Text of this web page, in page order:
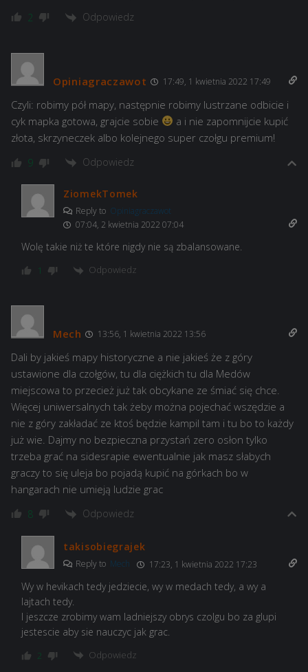
2 Odpowiedz
Opiniagraczawot 17:49, 1 kwietnia 2022 17:49
Czyli: robimy pół mapy, następnie robimy lustrzane odbicie i
cyk mapka gotowa, grajcie sobie
a i nie zapomnijcie kupić
złota, skrzyneczek albo kolejnego super czołgu premium!
9 Odpowiedz
ZiomekTomek
Reply to Opiniagraczawot
07:04, 2 kwietnia 2022 07:04
Wolę takie niż te które nigdy nie są zbalansowane.
1 Odpowiedz
Mech 13:56, 1 kwietnia 2022 13:56
Dali by jakieś mapy historyczne a nie jakieś że z góry
ustawione dla czołgów, tu dla ciężkich tu dla Medów
miejscowa to przecież już tak obcykane ze śmiać się chce.
Więcej uniwersalnych tak żeby można pojechać wszędzie a
nie z góry zakładać ze ktoś będzie kampil tam i tu bo to każdy
już wie. Dajmy no bezpieczna przystań zero osłon tylko
trzeba grać na sidesrapie ewentualnie jak masz słabych
graczy to się uleja bo pojadą kupić na górkach bo w
hangarach nie umieją ludzie grac
8 Odpowiedz
takisobiegrajek
Reply to Mech 17:23, 1 kwietnia 2022 17:23
Wy w hevikach tedy jedziecie, wy w medach tedy, a wy a
lajtach tedy.
I jeszcze zrobimy wam ladniejszy obrys czolgu bo za glupi
jestescie aby sie nauczyc jak grac.
2 Odpowiedz